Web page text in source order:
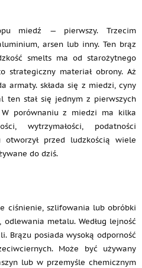
miedź — pierwszy. Trzecim
arsen lub inny. Ten brąz
smelts ma od starożytnego
strategiczny materiał obrony. Aż
armaty. składa się z miedzi, cyny
ten stał się jednym z pierwszych
W porównaniu z miedzi ma kilka
wytrzymałości, podatności
otworzył przed ludzkością wiele
do dziś.
ciśnienie, szlifowania lub obróbki
metalu. Według lejność
Brązu posiada wysoką odporność
Może być używany
lub w przemyśle chemicznym